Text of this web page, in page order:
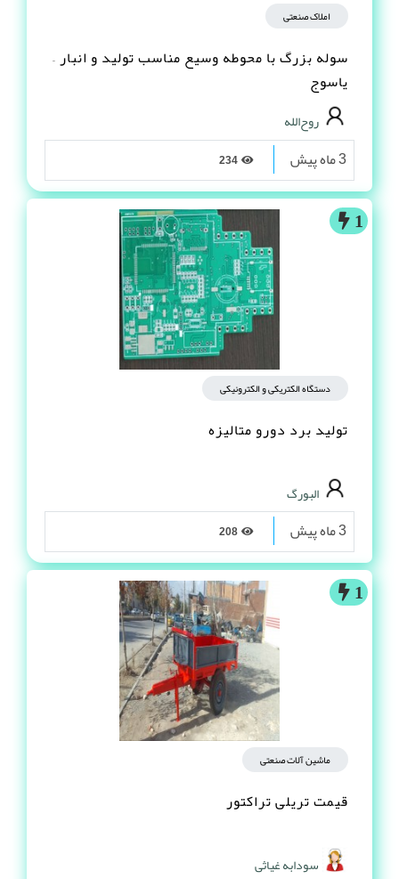
املاک صنعتی
سوله بزرگ با محوطه وسیع مناسب تولید و انبار –
یاسوج
روح‌الله
3 ماه پیش
1
دستگاه الکتریکی و الکترونیکی
تولید برد دورو متالیزه
البورگ
3 ماه پیش
1
ماشین آلات صنعتی
قیمت تریلی تراکتور
سودابه غیاثی